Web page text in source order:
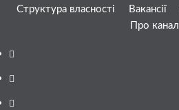
Структура власності
Вакансії
Про канал
Facebook
YouTube
Telegram